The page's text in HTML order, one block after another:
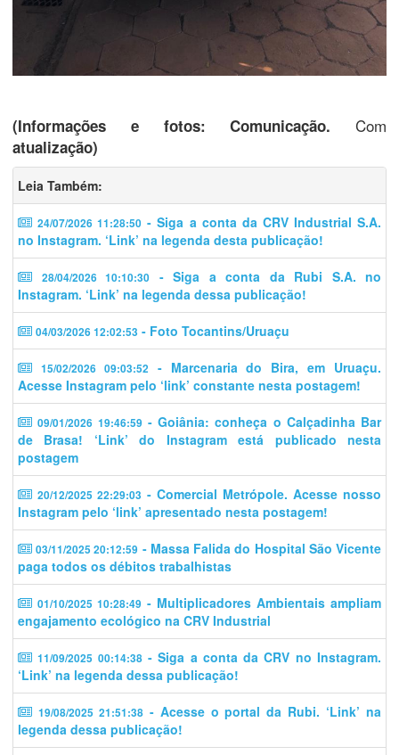
(Informações e fotos: Comunicação. Com
atualização)
Leia Também:
24/07/2026 11:28:50 - Siga a conta da CRV Industrial S.A.
no Instagram. ‘Link’ na legenda desta publicação!
28/04/2026 10:10:30 - Siga a conta da Rubi S.A. no
Instagram. ‘Link’ na legenda dessa publicação!
04/03/2026 12:02:53 - Foto Tocantins/Uruaçu
15/02/2026 09:03:52
- Marcenaria do Bira, em Uruaçu.
Acesse Instagram pelo ‘link’ constante nesta postagem!
09/01/2026 19:46:59 - Goiânia: conheça o Calçadinha Bar
de Brasa! ‘Link’ do Instagram está publicado nesta
postagem
20/12/2025 22:29:03 - Comercial Metrópole. Acesse nosso
Instagram pelo ‘link’ apresentado nesta postagem!
03/11/2025 20:12:59 - Massa Falida do Hospital São Vicente
paga todos os débitos trabalhistas
01/10/2025 10:28:49 - Multiplicadores Ambientais ampliam
engajamento ecológico na CRV Industrial
11/09/2025 00:14:38- Siga a conta da CRV no Instagram.
‘Link’ na legenda dessa publicação!
19/08/2025 21:51:38- Acesse o portal da Rubi. ‘Link’ na
legenda dessa publicação!